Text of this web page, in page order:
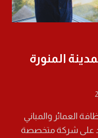
المنورة
العمائر والمباني
على شركة متخصصة